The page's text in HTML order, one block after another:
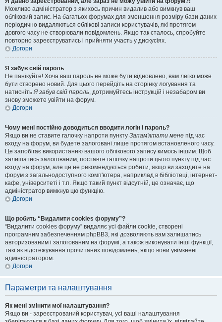
Можливо адміністратор з якихось причин видалив або вимкнув ваш
обліковий запис. На багатьох форумах для зменшення розміру бази даних
періодично видаляються облікові записи користувачів, які протягом
довгого часу не створювали повідомлень. Якщо так сталось, спробуйте
повторно зареєструватись і прийняти участь у дискусіях.
Догори
Я забув свій пароль
Не панікуйте! Хоча ваш пароль не може бути відновлено, вам легко може
бути створено новий. Для цього перейдіть на сторінку логування та
натиснітьЯ забув свій пароль, дотримуйтесь інструкцій і незабаром ви
знову зможете увійти на форум.
Догори
Чому мені постійно доводиться вводити логін і пароль?
Якщо ви не ставите галочку напроти пункту Запам'ятати мене під час
входу на форум, ви будете залоговані лише протягом встановленого часу.
Це запобігає використанню вашого облікового запису кимось іншим. Щоб
залишатись залогованим, поставте галочку напроти цього пункту під час
входу на форум, але це не рекомендується робити, якщо ви заходите на
форум з загальнодоступного комп'ютера, наприклад в бібліотеці, інтернет-
кафе, університеті і т.п. Якщо такий пункт відсутній, це означає, що
адміністратор вимкнув цю функцію.
Догори
Що робить “Видалити cookies форуму”?
“Видалити cookies форуму” видаляє усі файли cookie, створені
програмним забезпеченням phpBB3, які дозволяють вам залишатись
авторизованим і залогованим на форумі, а також виконувати інші функції,
такі як відстежування прочитаних повідомлень, якщо вони увімкнені
адміністратором.
Догори
Параметри та налаштування
Як мені змінити мої налаштування?
Якщо ви - зареєстрований користувач, усі ваші налаштування